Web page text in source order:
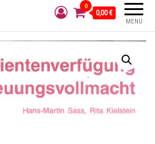
MENÜ
0
0,00 €